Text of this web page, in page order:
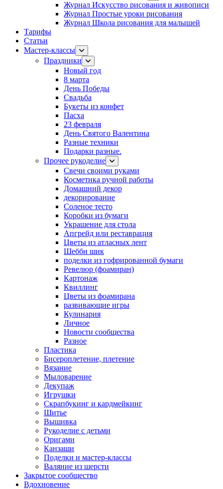
Журнал Искусство рисования и живописи
Журнал Простые уроки рисования
Журнал Школа рисования для малышей
Тарифы
Статьи
Мастер-классы
Праздники
Новый год
8 марта
День Победы
Свадьба
Букеты из конфет
Пасха
23 февраля
День Святого Валентина
Разные техники
Подарки разные.
Прочее рукоделие
Свечи своими руками
Косметика ручной работы
Домашний декор
декорирование
Соленое тесто
Коробки из бумаги
Украшение для стола
Апгрейд или реставрация
Цветы из атласных лент
Шебби шик
поделки из гофрированной бумаги
Ревелюр (фоамиран)
Картонаж
Квиллинг
Цветы из фоамирана
развивающие игры
Кулинария
Личное
Новости сообщества
Разное
Пластика
Бисероплетение, плетение
Вязание
Мыловарение
Декупаж
Игрушки
Скрапбукинг и кардмейкинг
Шитье
Вышивка
Рукоделие с детьми
Оригами
Канзаши
Поделки и мастер-классы
Валяние из шерсти
Закрытое сообщество
Вдохновение